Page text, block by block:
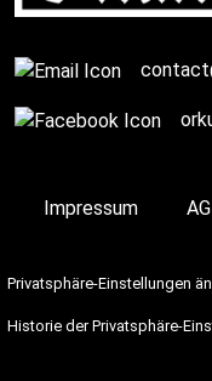
Impressum
Privatsphäre-Einstellungen
Historie der Privatsphäre-